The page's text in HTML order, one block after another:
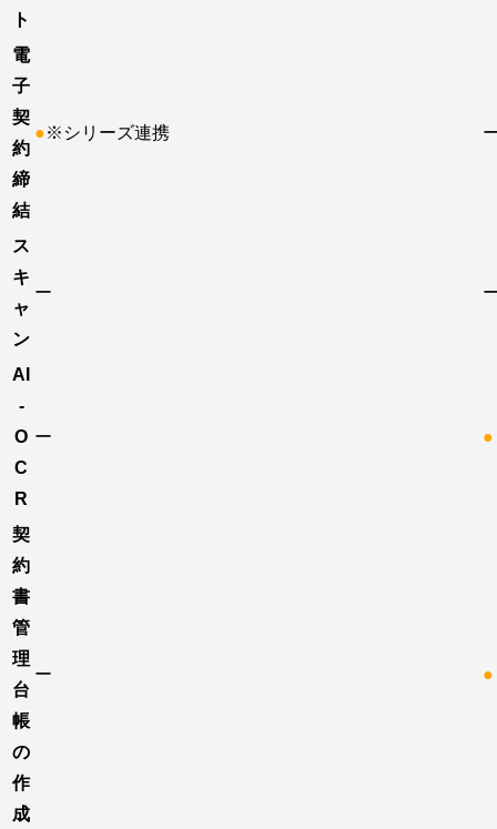
ト
電
子
契
約
締
結
●※シリーズ連携
ス
キ
ャ
ン
ー
AI
-
O
C
R
ー ●
契
約
書
管
理
台
帳
の
作
成
ー ●